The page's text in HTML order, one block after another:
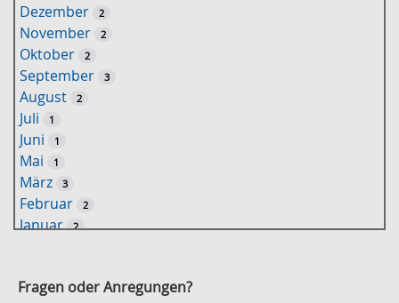
w
o
r
u
c
Dezember 2
November 2
Oktober 2
September 3
August 2
Juli 1
Juni 1
Mai 1
März 3
Februar 2
Januar 2
Oktober 2
Fragen oder Anregungen?